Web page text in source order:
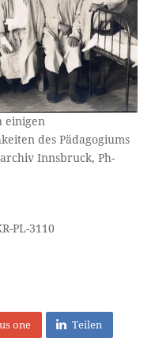
einigen
des Pädagogiums
Innsbruck, Ph-
PL-3110
one Teilen